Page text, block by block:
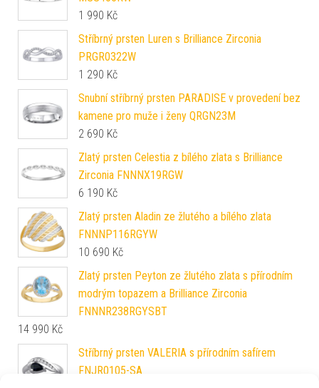
1 990 Kč
Stříbrný prsten Luren s Brilliance Zirconia
PRGR0322W
1 290 Kč
Snubní stříbrný prsten PARADISE v provedení bez
kamene pro muže i ženy QRGN23M
2 690 Kč
Zlatý prsten Celestia z bílého zlata s Brilliance
Zirconia FNNNX19RGW
6 190 Kč
Zlatý prsten Aladin ze žlutého a bílého zlata
FNNNP116RGYW
10 690 Kč
Zlatý prsten Peyton ze žlutého zlata s přírodním
modrým topazem a Brilliance Zirconia
FNNNR238RGYSBT
14 990 Kč
Stříbrný prsten VALERIA s přírodním safírem
FNJR0105-SA